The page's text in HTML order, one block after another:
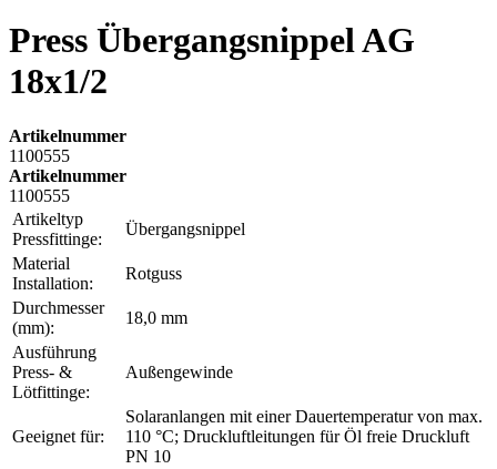
Press Übergangsnippel AG
18x1/2
Artikelnummer
1100555
Artikelnummer
1100555
Artikeltyp
Pressfittinge:
Übergangsnippel
Material
Installation:
Rotguss
Durchmesser
(mm):
18,0 mm
Ausführung
Press- &
Lötfittinge:
Außengewinde
Geeignet für:
Solaranlangen mit einer Dauertemperatur von max.
110 °C; Druckluftleitungen für Öl freie Druckluft
PN 10